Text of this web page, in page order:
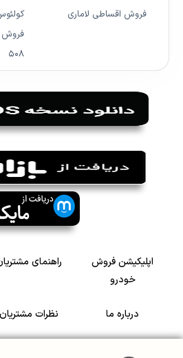
فروش اقساطی لاماری
۵۰۸
اپلیکیشن فروش
خودرو
راهنمای
درباره ما نظرات مشتریان